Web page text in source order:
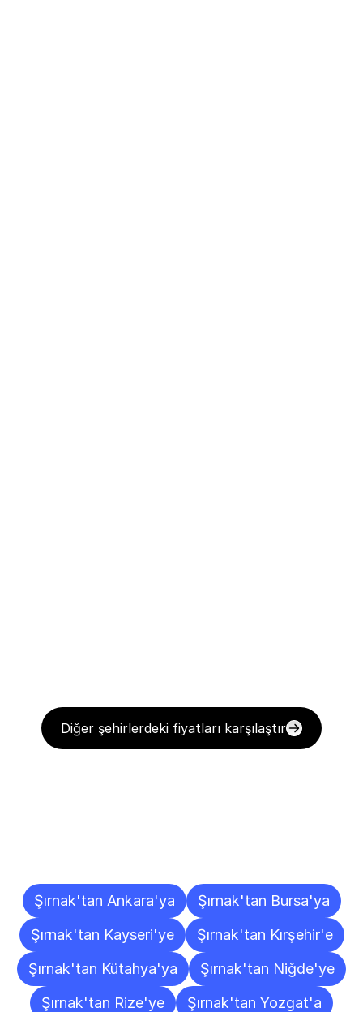
Diğer şehirlerdeki fiyatları karşılaştır
Şırnak'tan Ankara'ya
Şırnak'tan Bursa'ya
Şırnak'tan Kayseri'ye
Şırnak'tan Kırşehir'e
Şırnak'tan Kütahya'ya
Şırnak'tan Niğde'ye
Şırnak'tan Rize'ye
Şırnak'tan Yozgat'a